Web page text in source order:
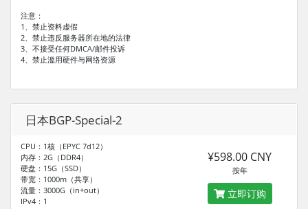
注意：
1、禁止资料虚假
2、禁止违反服务器所在地的法律
3、不接受任何DMCA/邮件投诉
4、禁止滥用硬件与网络资源
日本BGP-Special-2
CPU：1核（EPYC 7d12）
内存：2G（DDR4）
硬盘：15G（SSD）
带宽：1000m（共享）
流量：3000G（in+out）
IPv4：1
¥598.00 CNY
按年
立即订购